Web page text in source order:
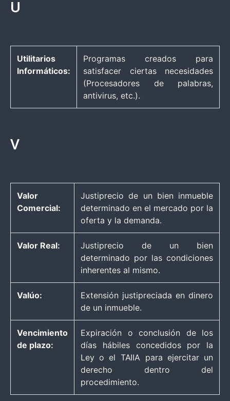
U
Utilitarios
Informáticos:
Programas creados para
satisfacer ciertas necesidades
(Procesadores de palabras,
antivirus, etc.).
V
Valor
Comercial:
Justiprecio de un bien inmueble
determinado en el mercado por la
oferta y la demanda.
Valor Real:
Justiprecio de un bien
determinado por las condiciones
inherentes al mismo.
Valúo:
Extensión justipreciada en dinero
de un inmueble.
Vencimiento
de plazo:
Expiración o conclusión de los
días hábiles concedidos por la
Ley o el TAIIA para ejercitar un
derecho dentro del
procedimiento.